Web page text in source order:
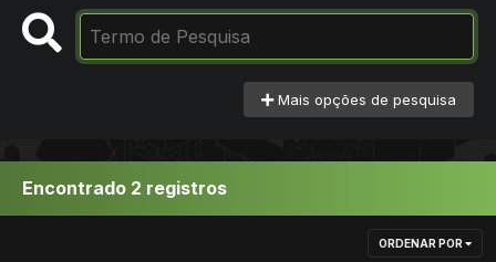
Mais opções de pesquisa
Encontrado 2 registros
ORDENAR POR